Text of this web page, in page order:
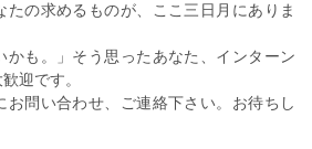
たの求めるものが、ここ三日月にありま
かも。」そう思ったあなた、インターン
迎です。
お問い合わせ、ご連絡下さい。お待ちし